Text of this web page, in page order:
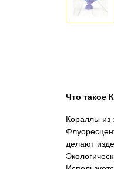
Что такое
Кораллы из
делают